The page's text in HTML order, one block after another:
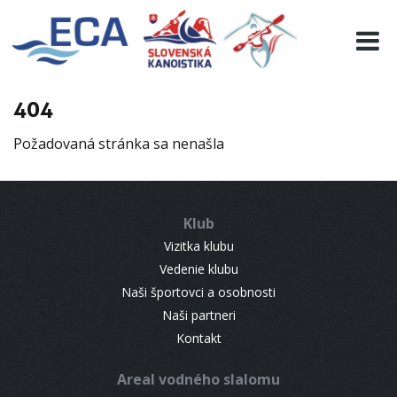
404
Požadovaná stránka sa nenašla
Klub
Vizitka klubu
Vedenie klubu
Naši športovci a osobnosti
Naši partneri
Kontakt
Areal vodného slalomu
EURO 19
INFO
RESULTS
CONTACT